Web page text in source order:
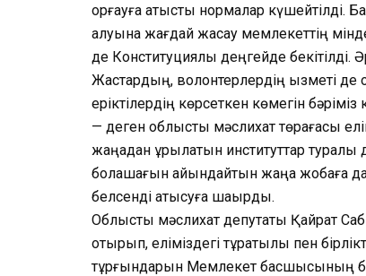
қорғауға қатысты нормалар күшейтілді.
алуына жағдай жасау мемлекеттің
де Конституциялық деңгейде
Жастардың, волонтерлердің қызметі де
еріктілердің көрсеткен көмегін
— деген облыстық мәслихат төрағасы
жаңадан құрылатын институттар
болашағын айқындайтын жаңа жобаға
белсенді қатысуға шақырды.
Облыстық мәслихат депутаты Қайрат
отырып, еліміздегі тұрақтылық пен
тұрғындарын Мемлекет басшысының